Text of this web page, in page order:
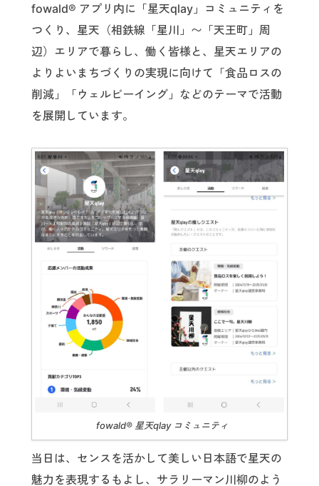
fowald® アプリ内に「星天qlay」コミュニティを
つくり、星天（相鉄線「星川」〜「天王町」周
辺）エリアで暮らし、働く皆様と、星天エリアの
よりよいまちづくりの実現に向けて「食品ロスの
削減」「ウェルビーイング」などのテーマで活動
を展開しています。
fowald® 星天qlay コミュニティ
当日は、センスを活かして美しい日本語で星天の
魅力を表現するもよし、サラリーマン川柳のよう